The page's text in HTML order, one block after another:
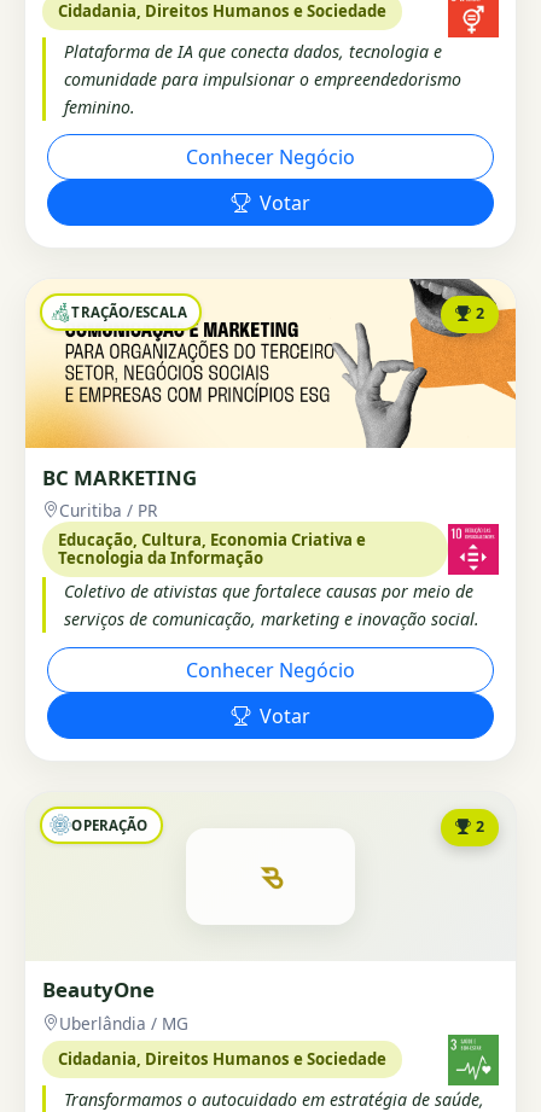
Cidadania, Direitos Humanos e Sociedade
Plataforma de IA que conecta dados, tecnologia e
comunidade para impulsionar o empreendedorismo
feminino.
Conhecer Negócio
Votar
TRAÇÃO/ESCALA 2
BC MARKETING
Curitiba / PR
Educação, Cultura, Economia Criativa e
Tecnologia da Informação
Coletivo de ativistas que fortalece causas por meio de
serviços de comunicação, marketing e inovação social.
Conhecer Negócio
Votar
OPERAÇÃO 2
BeautyOne
Uberlândia / MG
Cidadania, Direitos Humanos e Sociedade
Transformamos o autocuidado em estratégia de saúde,